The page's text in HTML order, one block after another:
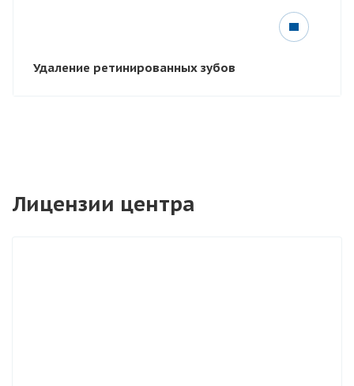
Удаление ретинированных зубов
Лицензии центра